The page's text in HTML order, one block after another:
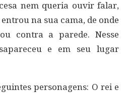
nem queria ouvir falar,
na sua cama, de onde
contra a parede. Nesse
e em seu lugar
personagens: O rei e